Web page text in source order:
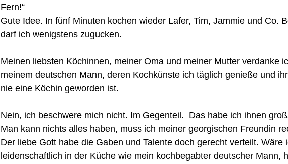
Fern!“
Gute Idee. In fünf Minuten kochen wieder Lafer, Tim, Jammie und Co.
darf ich wenigstens zugucken.
Meinen liebsten Köchinnen, meiner Oma und meiner Mutter verdanke
meinem deutschen Mann, deren Kochkünste ich täglich genieße und
nie eine Köchin geworden ist.
Nein, ich beschwere mich nicht. Im Gegenteil.  Das habe ich ihnen
Man kann nichts alles haben, muss ich meiner georgischen Freundin
Der liebe Gott habe die Gaben und Talente doch gerecht verteilt. Wäre
leidenschaftlich in der Küche wie mein kochbegabter deutscher Mann,